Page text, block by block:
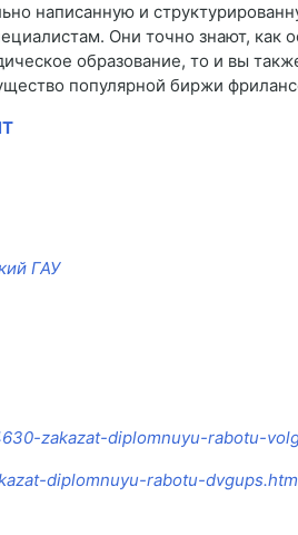
написанную и
Они точно знают, как
образование, то и вы
популярной биржи
ГАУ
zakazat-diplomnuyu-rabotu-
diplomnuyu-rabotu-